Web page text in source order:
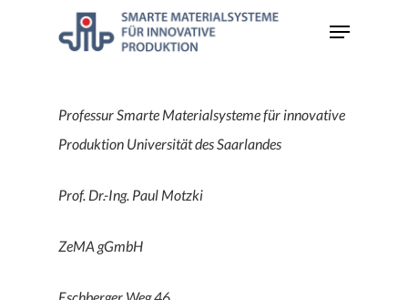
Menu
Professur Smarte Materialsysteme für innovative
Produktion Universität des Saarlandes
Prof. Dr.-Ing. Paul Motzki
ZeMA gGmbH